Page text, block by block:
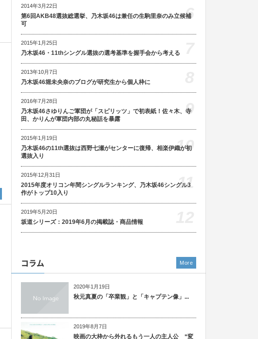
2014年3月22日
第6回AKB48選抜総選挙、乃木坂46は兼任の生駒里奈のみ立候補
可
6
2015年1月25日
乃木坂46・11thシングル選抜の選考基準を握手会から考える
2013年10月7日
乃木坂46堀未央奈のブログが研究生から個人枠に
2016年7月28日
乃木坂46さゆりんご軍団が「スピリッツ」で初表紙！佐々木、寺
田、かりんが軍団内部の丸秘話を暴露
9
2015年1月19日
乃木坂46の11th選抜は西野七瀬がセンターに復帰、相楽伊織が初
選抜入り
10
2015年12月31日
2015年度オリコン年間シングルランキング、乃木坂46シングル3
作がトップ10入り
11
2019年5月20日
坂道シリーズ：2019年6月の掲載誌・商品情報
コラム
2020年1月19日
秋元真夏の「卒業観」と「キャプテン像」...
2019年8月7日
映画の大枠から外れるもう一人の主人公 “変
More